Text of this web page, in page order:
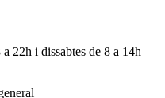
22h i dissabtes de 8 a 14h